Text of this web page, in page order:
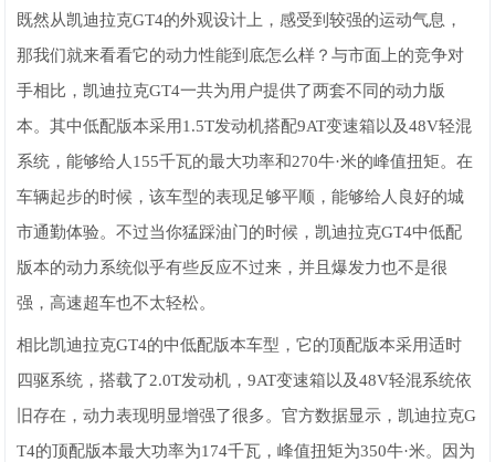
既然从凯迪拉克GT4的外观设计上，感受到较强的运动气息，
那我们就来看看它的动力性能到底怎么样？与市面上的竞争对
手相比，凯迪拉克GT4一共为用户提供了两套不同的动力版
本。其中低配版本采用1.5T发动机搭配9AT变速箱以及48V轻混
系统，能够给人155千瓦的最大功率和270牛·米的峰值扭矩。在
车辆起步的时候，该车型的表现足够平顺，能够给人良好的城
市通勤体验。不过当你猛踩油门的时候，凯迪拉克GT4中低配
版本的动力系统似乎有些反应不过来，并且爆发力也不是很
强，高速超车也不太轻松。
相比凯迪拉克GT4的中低配版本车型，它的顶配版本采用适时
四驱系统，搭载了2.0T发动机，9AT变速箱以及48V轻混系统依
旧存在，动力表现明显增强了很多。官方数据显示，凯迪拉克G
T4的顶配版本最大功率为174千瓦，峰值扭矩为350牛·米。因为